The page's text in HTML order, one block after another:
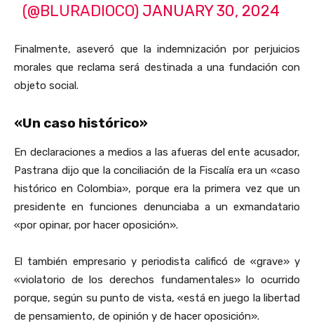
(@BLURADIOCO) JANUARY 30, 2024
Finalmente, aseveró que la indemnización por perjuicios
morales que reclama será destinada a una fundación con
objeto social.
«Un caso histórico»
En declaraciones a medios a las afueras del ente acusador,
Pastrana dijo que la conciliación de la Fiscalía era un «caso
histórico en Colombia», porque era la primera vez que un
presidente en funciones denunciaba a un exmandatario
«por opinar, por hacer oposición».
El también empresario y periodista calificó de «grave» y
«violatorio de los derechos fundamentales» lo ocurrido
porque, según su punto de vista, «está en juego la libertad
de pensamiento, de opinión y de hacer oposición».